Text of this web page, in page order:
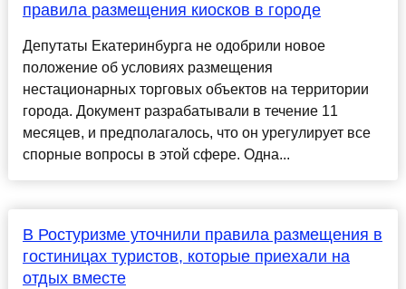
правила размещения киосков в городе
Депутаты Екатеринбурга не одобрили новое
положение об условиях размещения
нестационарных торговых объектов на территории
города. Документ разрабатывали в течение 11
месяцев, и предполагалось, что он урегулирует все
спорные вопросы в этой сфере. Одна...
В Ростуризме уточнили правила размещения в
гостиницах туристов, которые приехали на
отдых вместе